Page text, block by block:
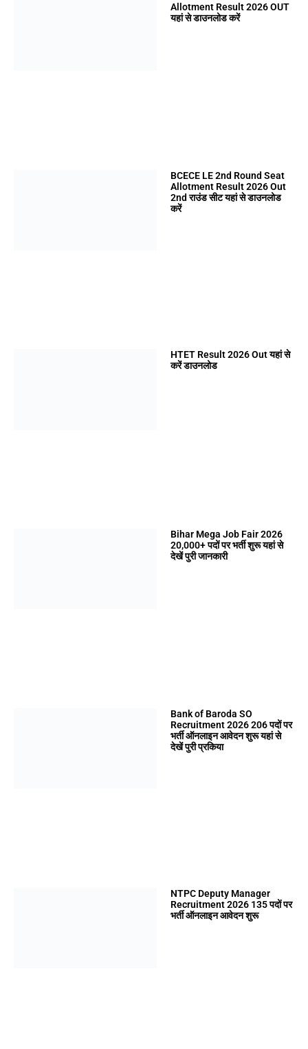
Allotment Result 2026 OUT
यहां से डाउनलोड करें
BCECE LE 2nd Round Seat
Allotment Result 2026 Out
2nd राउंड सीट यहां से डाउनलोड
करें
HTET Result 2026 Out यहां से
करें डाउनलोड
Bihar Mega Job Fair 2026
20,000+ पदों पर भर्ती शुरू यहां से
देखें पुरी जानकारी
Bank of Baroda SO
Recruitment 2026 206 पदों पर
भर्ती ऑनलाइन आवेदन शुरू यहां से
देखें पुरी प्रकिया
NTPC Deputy Manager
Recruitment 2026 135 पदों पर
भर्ती ऑनलाइन आवेदन शुरू